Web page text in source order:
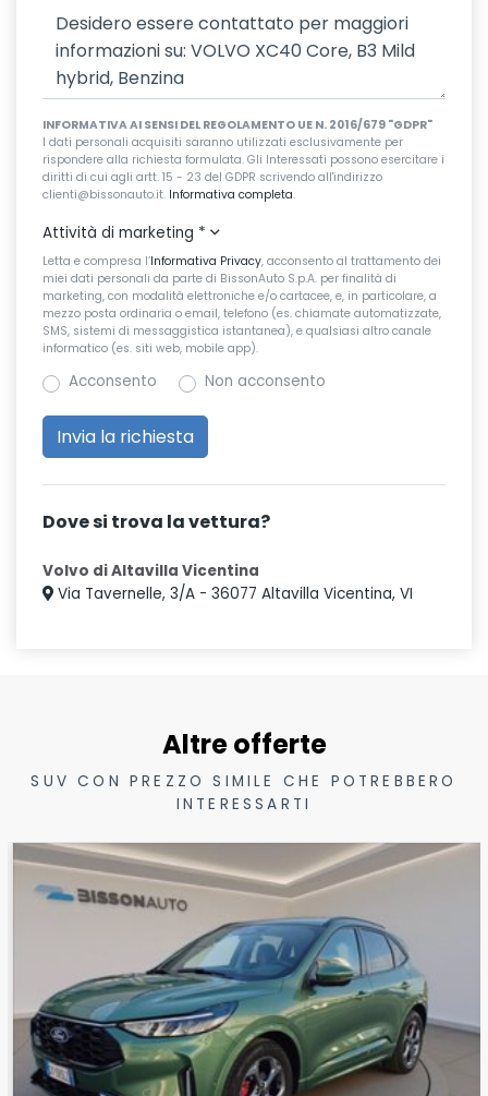
INFORMATIVA AI SENSI DEL REGOLAMENTO UE N. 2016/679 "GDPR"
I dati personali acquisiti saranno utilizzati esclusivamente per
rispondere alla richiesta formulata. Gli Interessati possono esercitare i
diritti di cui agli artt. 15 - 23 del GDPR scrivendo all'indirizzo
clienti@bissonauto.it. Informativa completa.
Attività di marketing *
Letta e compresa l’Informativa Privacy, acconsento al trattamento dei
miei dati personali da parte di BissonAuto S.p.A. per finalità di
marketing, con modalità elettroniche e/o cartacee, e, in particolare, a
mezzo posta ordinaria o email, telefono (es. chiamate automatizzate,
SMS, sistemi di messaggistica istantanea), e qualsiasi altro canale
informatico (es. siti web, mobile app).
Acconsento Non acconsento
Dove si trova la vettura?
Volvo di Altavilla Vicentina
Via Tavernelle, 3/A - 36077 Altavilla Vicentina, VI
Altre offerte
SUV CON PREZZO SIMILE CHE POTREBBERO
INTERESSARTI